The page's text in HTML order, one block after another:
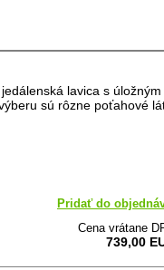
lavica s úložným
sú rôzne poťahové
Pridať do
Cena vrátane
739,00